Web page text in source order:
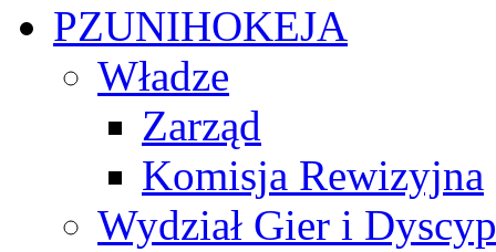
PZUNIHOKEJA
Władze
Zarząd
Komisja Rewizyjna
Wydział Gier i